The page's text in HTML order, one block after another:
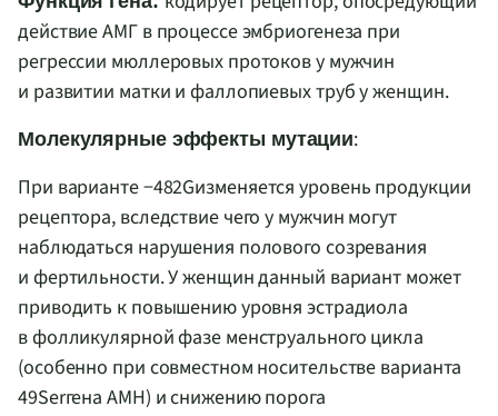
действие АМГ в процессе эмбриогенеза при
регрессии мюллеровых протоков у мужчин
и развитии матки и фаллопиевых труб у женщин.
Молекулярные эффекты мутации:
При варианте −482Gизменяется уровень продукции
рецептора, вследствие чего у мужчин могут
наблюдаться нарушения полового созревания
и фертильности. У женщин данный вариант может
приводить к повышению уровня эстрадиола
в фолликулярной фазе менструального цикла
(особенно при совместном носительстве варианта
49SerгенаAMH) и снижению порога